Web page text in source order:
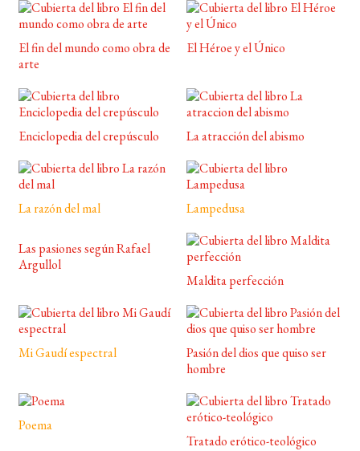
El fin del mundo como obra de
arte
El Héroe y el Único
Enciclopedia del crepúsculo La atracción del abismo
La razón del mal Lampedusa
Las pasiones según Rafael
Argullol
Maldita perfección
Mi Gaudí espectral
Pasión del dios que quiso ser
hombre
Poema
Tratado erótico-teológico